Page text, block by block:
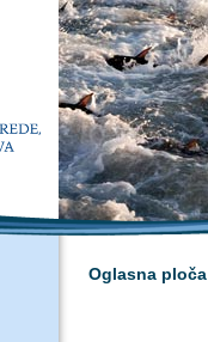
Oglasna ploča